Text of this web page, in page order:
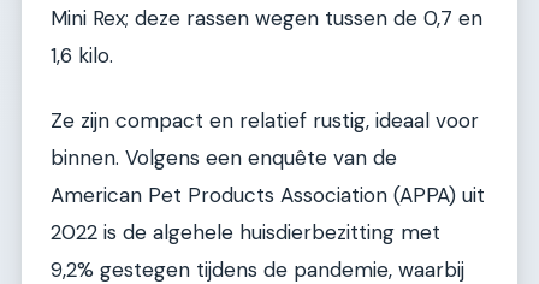
Mini Rex; deze rassen wegen tussen de 0,7 en
1,6 kilo.
Ze zijn compact en relatief rustig, ideaal voor
binnen. Volgens een enquête van de
American Pet Products Association (APPA) uit
2022 is de algehele huisdierbezitting met
9,2% gestegen tijdens de pandemie, waarbij